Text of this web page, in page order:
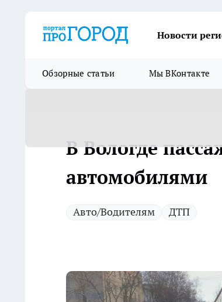
Новости
Обзорные статьи Мы ВКонтакте
В Вологде
автомобилями
Авто/Водителям ДТП